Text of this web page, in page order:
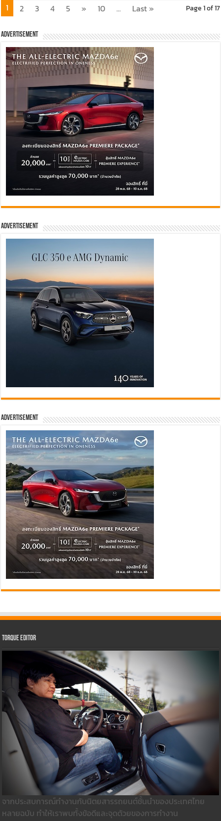
Page 1 of 17
1 2 3 4 5 » 10 ... Last »
Advertisement
Advertisement
Advertisement
Torque Editor
จากประสบการณ์ทำงานกับนิตยสารรถยนต์ชั้นนำของประเทศไทย
หลายฉบับ ทำให้เราพบทั้งข้อดีและจุดด้วยของการทำงาน